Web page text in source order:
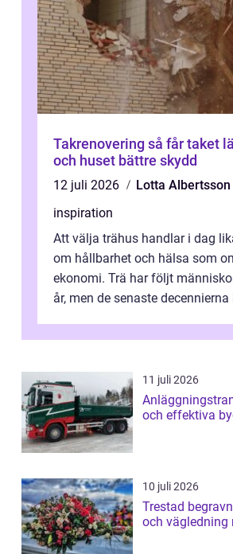
Takrenovering så får taket längre liv
och huset bättre skydd
12 juli 2026
Lotta Albertsson
inspiration
Att välja trähus handlar i dag
om hållbarhet och hälsa som
ekonomi. Trä har följt
år, men de senaste decennierna
11 juli 2026
och effektiva
10 juli 2026
Trestad
och vägledning